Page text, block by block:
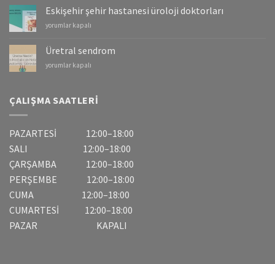
Mesane
Kanserleri
için
Eskişehir şehir hastanesi üroloji doktorları
Eskişehir
hastanesi
üroloji
doktorları
yorumlar kapalı
Üretral sendrom
Üretral
yorumlar kapalı
ÇALIŞMA SAATLERI
PAZARTESİ 12:00–18:00
SALI 12:00–18:00
ÇARŞAMBA 12:00–18:00
PERŞEMBE 12:00–18:00
CUMA 12:00–18:00
CUMARTESİ 12:00–18:00
PAZAR KAPALI